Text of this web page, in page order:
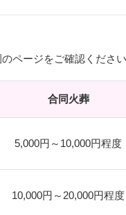
ページをご確認くださ
合同火葬
5,000円～10,000円程度
10,000円～20,000円程度